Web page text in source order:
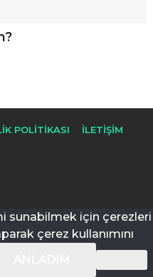
POLITIKASI İLETIŞIM
sunabilmek için çerezleri
çerez kullanımını